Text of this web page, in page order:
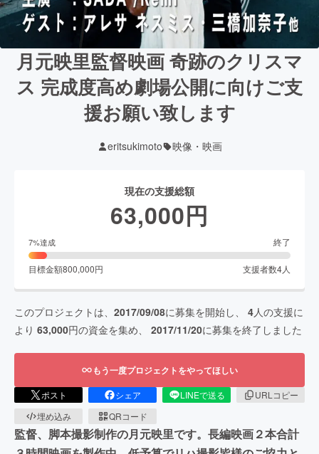
月元映里監督映画 奇跡のクリスマ
ス 完成度高め劇場公開に向けご支
援お願い致します
eritsukimoto 映像・映画
現在の支援総額
63,000円
7%達成 終了
目標金額800,000円 支援者数4人
このプロジェクトは、 2017/09/08に募集を開始し、 4人の支援に
より 63,000円の資金を集め、 2017/11/20に募集を終了しました
もう一度プロジェクトをやってほしい
ポスト シェア LINEで送る
URLコピー
埋め込み
QRコード
監督、脚本撮影制作の月元映里です。長編映画２本合計